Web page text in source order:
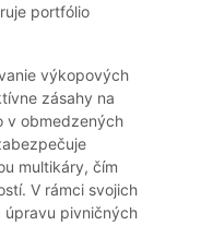
portfólio
výkopových
zásahy na
v obmedzených
multikáry, čím
V rámci svojich
úpravu pivničných